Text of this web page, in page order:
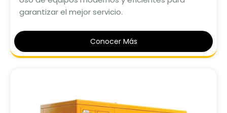
garantizar el mejor servicio.
Conocer Más